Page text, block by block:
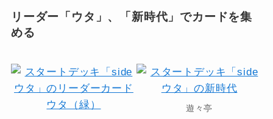
リーダー「ウタ」、「新時代」でカードを集
める
遊々亭